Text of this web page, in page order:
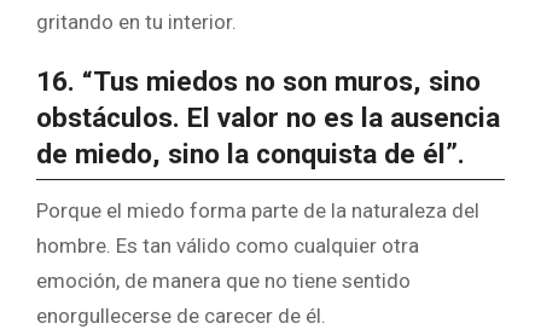
gritando en tu interior.
16. “Tus miedos no son muros, sino
obstáculos. El valor no es la ausencia
de miedo, sino la conquista de él”.
Porque el miedo forma parte de la naturaleza del
hombre. Es tan válido como cualquier otra
emoción, de manera que no tiene sentido
enorgullecerse de carecer de él.